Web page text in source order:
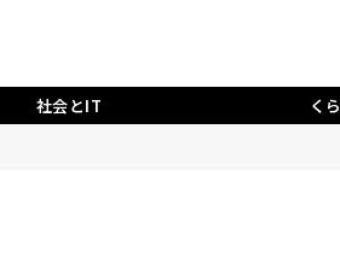
社会とIT く